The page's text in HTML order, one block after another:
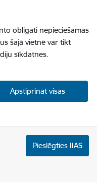
obligāti nepieciešamās
šajā vietnē var tikt
sīkdatnes.
Apstiprināt visas
Pieslēgties IIAS